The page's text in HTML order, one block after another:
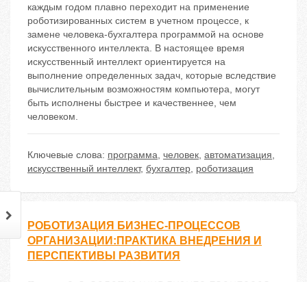
каждым годом плавно переходит на применение
роботизированных систем в учетном процессе, к
замене человека-бухгалтера программой на основе
искусственного интеллекта. В настоящее время
искусственный интеллект ориентируется на
выполнение определенных задач, которые вследствие
вычислительным возможностям компьютера, могут
быть исполнены быстрее и качественнее, чем
человеком.
Ключевые слова: программа, человек, автоматизация,
искусственный интеллект, бухгалтер, роботизация
РОБОТИЗАЦИЯ БИЗНЕС-ПРОЦЕССОВ
ОРГАНИЗАЦИИ:ПРАКТИКА ВНЕДРЕНИЯ И
ПЕРСПЕКТИВЫ РАЗВИТИЯ